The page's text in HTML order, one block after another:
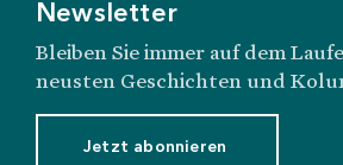
Newsletter
Bleiben Sie immer auf dem
neusten Geschichten und
Jetzt abonnieren